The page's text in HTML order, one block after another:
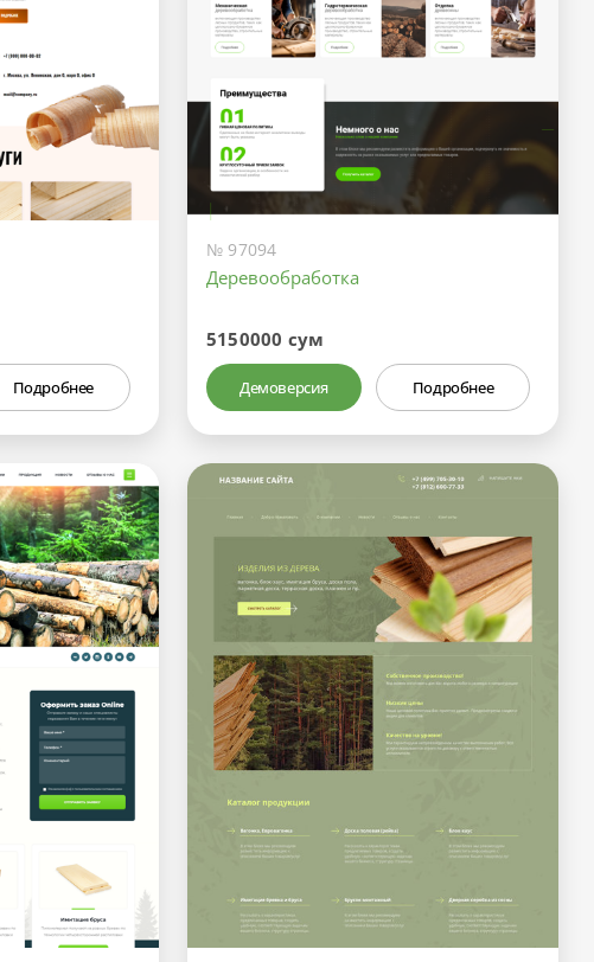
Подробнее
№ 97094
Деревообработка
5150000 сум
Демоверсия Подробнее